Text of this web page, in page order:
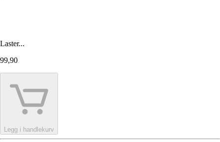
Laster...
99,90
Legg i handlekurv